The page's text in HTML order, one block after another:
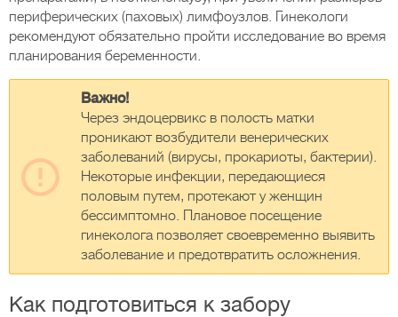
периферических (паховых) лимфоузлов. Гинекологи
рекомендуют обязательно пройти исследование во время
планирования беременности.
Важно!
Через эндоцервикс в полость матки
проникают возбудители венерических
заболеваний (вирусы, прокариоты, бактерии).
Некоторые инфекции, передающиеся
половым путем, протекают у женщин
бессимптомно. Плановое посещение
гинеколога позволяет своевременно выявить
заболевание и предотвратить осложнения.
Как подготовиться к забору